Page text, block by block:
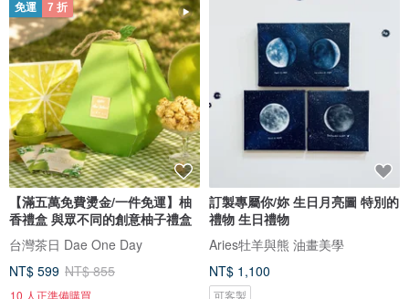
免運 7 折
【滿五萬免費燙金/一件免運】柚
香禮盒 與眾不同的創意柚子禮盒
台灣茶日 Dae One Day
NT$ 599 NT$ 855
10 人正準備購買
訂製專屬你/妳 生日月亮圖 特別的
禮物 生日禮物
Aries牡羊與熊 油畫美學
NT$ 1,100
可客製